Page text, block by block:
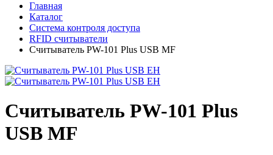
Главная
Каталог
Система контроля доступа
RFID считыватели
Считыватель PW-101 Plus USB MF
Считыватель PW-101 Plus
USB MF